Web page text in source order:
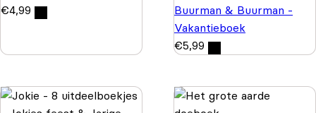
€4,99
Buurman & Buurman -
Vakantieboek
€5,99